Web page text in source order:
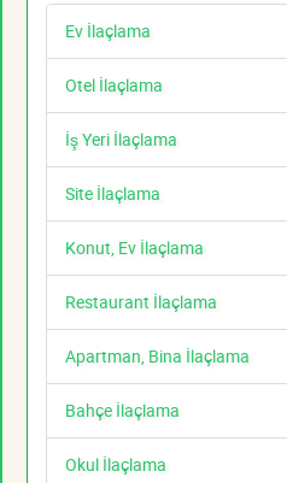
Ev İlaçlama
Otel İlaçlama
İş Yeri İlaçlama
Site İlaçlama
Konut, Ev İlaçlama
Restaurant İlaçlama
Apartman, Bina İlaçlama
Bahçe İlaçlama
Okul İlaçlama